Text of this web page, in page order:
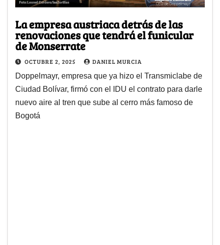
La empresa austriaca detrás de las
renovaciones que tendrá el funicular
de Monserrate
OCTUBRE 2, 2025 DANIEL MURCIA
Doppelmayr, empresa que ya hizo el Transmiclabe de
Ciudad Bolívar, firmó con el IDU el contrato para darle
nuevo aire al tren que sube al cerro más famoso de
Bogotá